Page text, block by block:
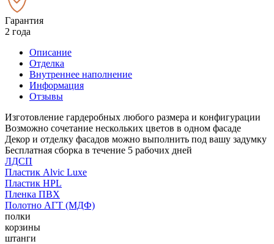
Гарантия
2 года
Описание
Отделка
Внутреннее наполнение
Информация
Отзывы
Изготовление гардеробных любого размера и конфигурации
Возможно сочетание нескольких цветов в одном фасаде
Декор и отделку фасадов можно выполнить под вашу задумку
Бесплатная сборка в течение 5 рабочих дней
ЛДСП
Пластик Alvic Luxe
Пластик HPL
Пленка ПВХ
Полотно АГТ (МДФ)
полки
корзины
штанги